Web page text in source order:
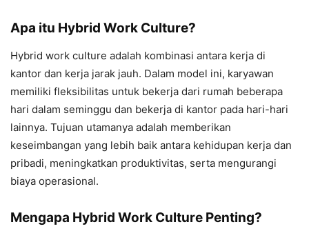
Apa itu Hybrid Work Culture?
Hybrid work culture adalah kombinasi antara kerja di
kantor dan kerja jarak jauh. Dalam model ini, karyawan
memiliki fleksibilitas untuk bekerja dari rumah beberapa
hari dalam seminggu dan bekerja di kantor pada hari-hari
lainnya. Tujuan utamanya adalah memberikan
keseimbangan yang lebih baik antara kehidupan kerja dan
pribadi, meningkatkan produktivitas, serta mengurangi
biaya operasional.
Mengapa Hybrid Work Culture Penting?